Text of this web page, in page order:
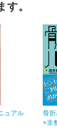
。
ュアル
骨
×非